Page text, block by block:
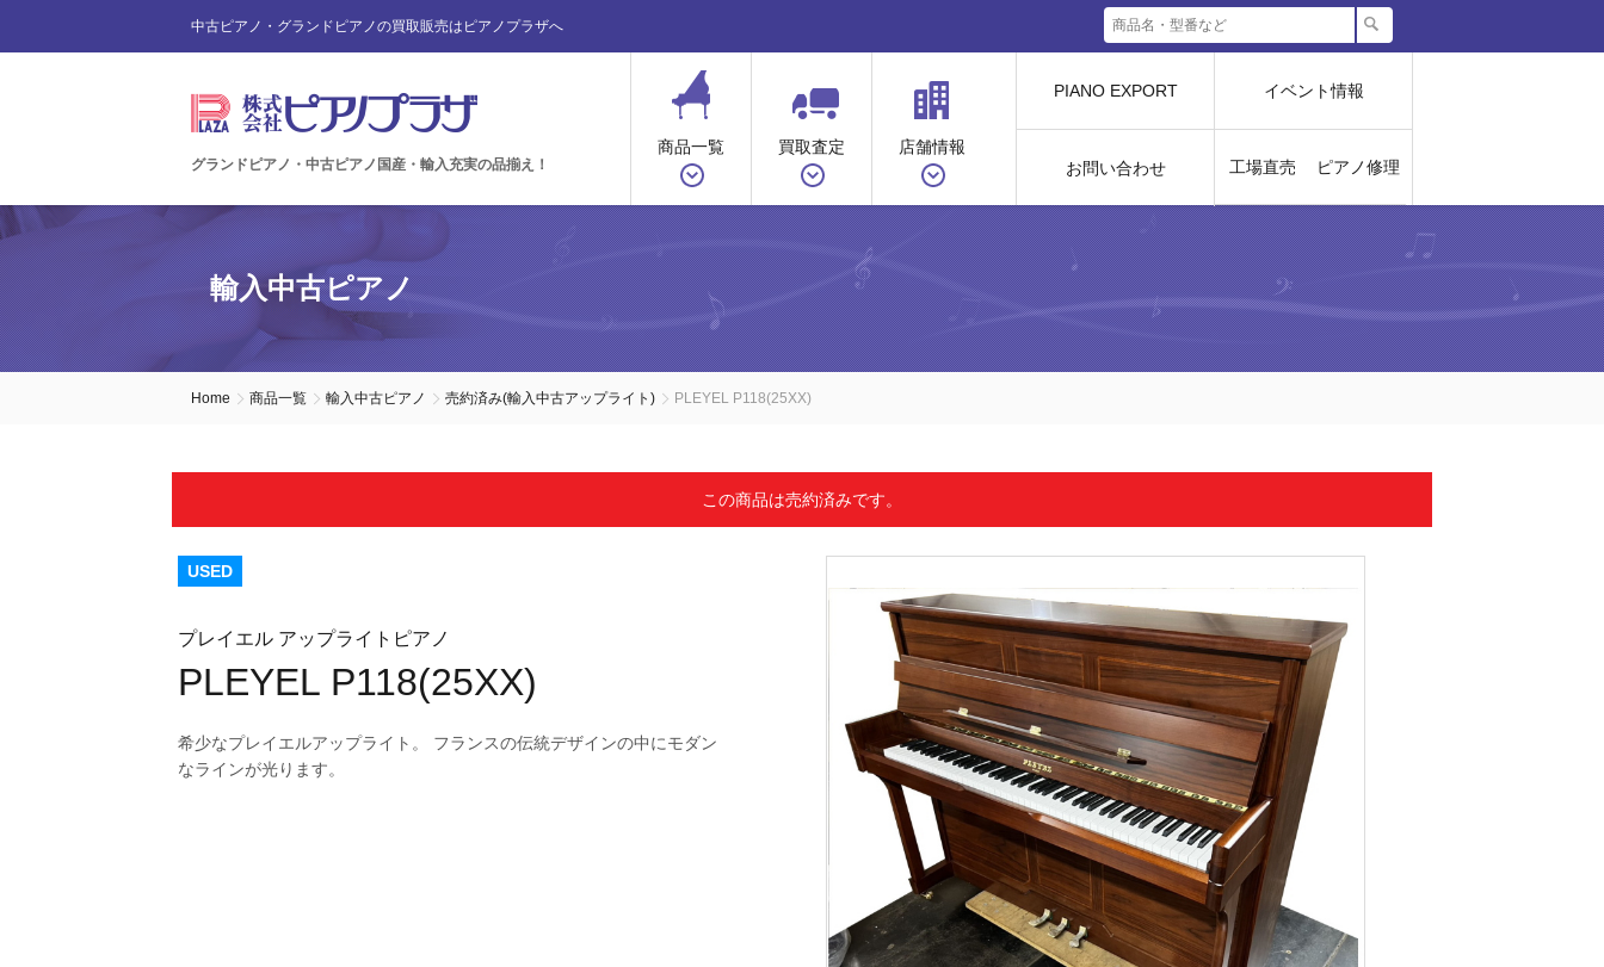
中古ピアノ・グランドピアノの買取販売はピアノプラザへ
グランドピアノ・中古ピアノ国産・輸入充実の品揃え！
商品一覧 買取査定 店舗情報
PIANO EXPORT
お問い合わせ
イベント情報
工場直売 ピアノ修理
輸入中古ピアノ
Home 商品一覧 輸入中古ピアノ 売約済み(輸入中古アップライト) PLEYEL P118(25XX)
この商品は売約済みです。
USED
プレイエル アップライトピアノ
PLEYEL P118(25XX)
希少なプレイエルアップライト。 フランスの伝統デザインの中にモダン
なラインが光ります。